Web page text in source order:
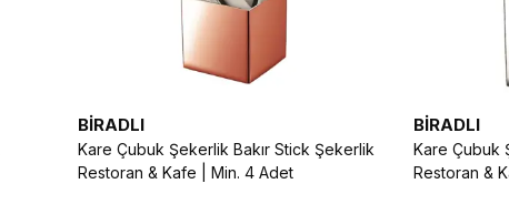
BİRADLI
Kare Çubuk Şekerlik Bakır Stick Şekerlik
Restoran & Kafe | Min. 4 Adet
BİRADLI
Kare Çubuk
Restoran &